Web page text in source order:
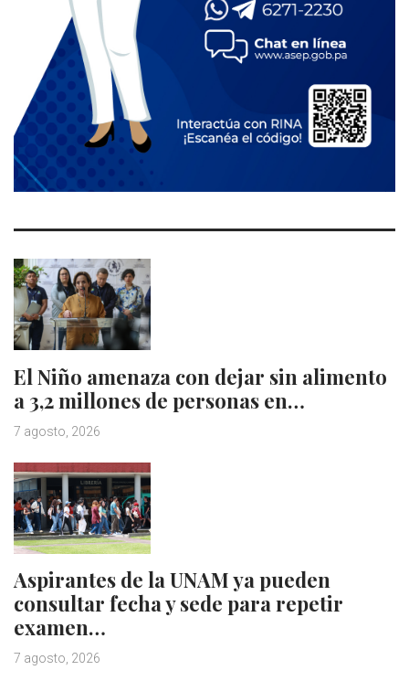
El Niño amenaza con dejar sin alimento
a 3,2 millones de personas en…
7 agosto, 2026
Aspirantes de la UNAM ya pueden
consultar fecha y sede para repetir
examen…
7 agosto, 2026